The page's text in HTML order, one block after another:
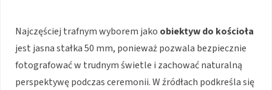
Najczęściej trafnym wyborem jako obiektyw do kościoła
jest jasna stałka 50 mm, ponieważ pozwala bezpiecznie
fotografować w trudnym świetle i zachować naturalną
perspektywę podczas ceremonii. W źródłach podkreśla się